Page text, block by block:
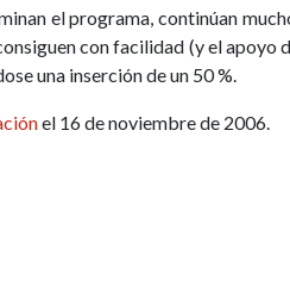
el programa, continúan
con facilidad (y el
una inserción de un 50 %.
el 16 de noviembre de 2006.